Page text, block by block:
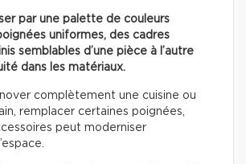
par une palette de couleurs
uniformes, des cadres
semblables d’une pièce à l’autre
dans les matériaux.
complètement une cuisine ou
remplacer certaines poignées,
peut moderniser